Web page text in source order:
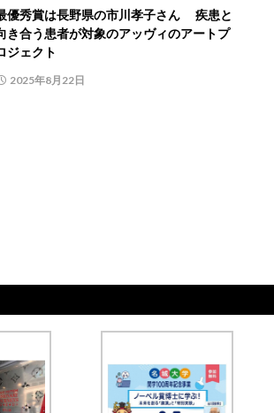
優秀賞は長野県の市川孝子さん 疾患と
き合う患者が対象のアッヴィのアートプ
ジェクト
2025年8月22日